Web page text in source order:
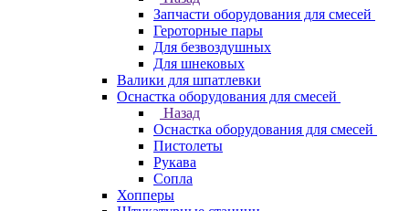
Запчасти оборудования для смесей
Героторные пары
Для безвоздушных
Для шнековых
Валики для шпатлевки
Оснастка оборудования для смесей
Назад
Оснастка оборудования для смесей
Пистолеты
Рукава
Сопла
Хопперы